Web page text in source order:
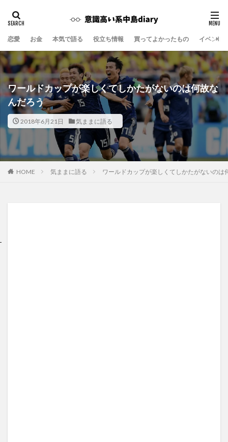
恋愛 お金 本気で語る 役立ち情報 買ってよかったもの イベント
ワールドカップが楽しくてしかたがないのは何故な
んだろう
2018年6月21日 気ままに語る
HOME 気ままに語る ワールドカップが楽しくてしかたがないのは